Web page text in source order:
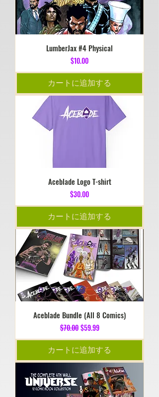
LumberJax #4 Physical
価格
$10.00
カートに追加する
Aceblade Logo T-shirt
価格
$30.00
カートに追加する
Aceblade Bundle (All 8 Comics)
通常価格
$70.00 セール価格
$59.99
カートに追加する